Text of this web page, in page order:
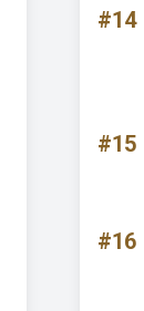
#14
#15
#16